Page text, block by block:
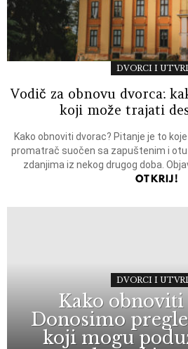
DVORCI I
Vodič za obnovu dvorca:
koji može trajati
Kako obnoviti dvorac? Pitanje je to
promatrač suočen sa zapuštenim i
zdanjima iz nekog drugog doba.
OTKRIJ!
DVORCI I
Kako obnoviti
Donosimo
koji mogu